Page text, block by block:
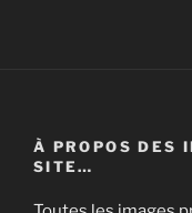
À PROPOS DES
SITE…